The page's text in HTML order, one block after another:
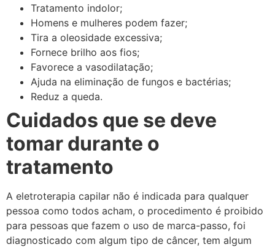
Tratamento indolor;
Homens e mulheres podem fazer;
Tira a oleosidade excessiva;
Fornece brilho aos fios;
Favorece a vasodilatação;
Ajuda na eliminação de fungos e bactérias;
Reduz a queda.
Cuidados que se deve
tomar durante o
tratamento
A eletroterapia capilar não é indicada para qualquer
pessoa como todos acham, o procedimento é proibido
para pessoas que fazem o uso de marca-passo, foi
diagnosticado com algum tipo de câncer, tem algum